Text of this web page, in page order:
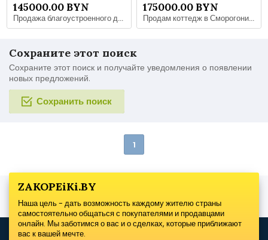
145000.00 BYN
Продажа благоустроенного дома в центре Советского района . Быховская 51
175000.00 BYN
Продам коттедж в Сморогони 210 кв завершенное строительство
Сохраните этот поиск
Сохраните этот поиск и получайте уведомления о появлении
новых предложений.
Сохранить поиск
1
ZAKOPEiKi.BY
Наша цель - дать возможность каждому жителю страны
самостоятельно общаться с покупателями и продавцами
онлайн. Мы заботимся о вас и о сделках, которые приближают
вас к вашей мечте.